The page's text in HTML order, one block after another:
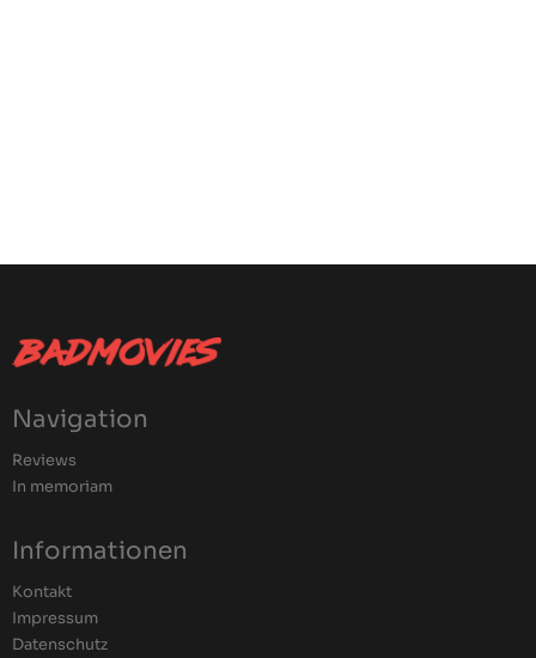
Navigation
Reviews
In memoriam
Informationen
Kontakt
Impressum
Datenschutz